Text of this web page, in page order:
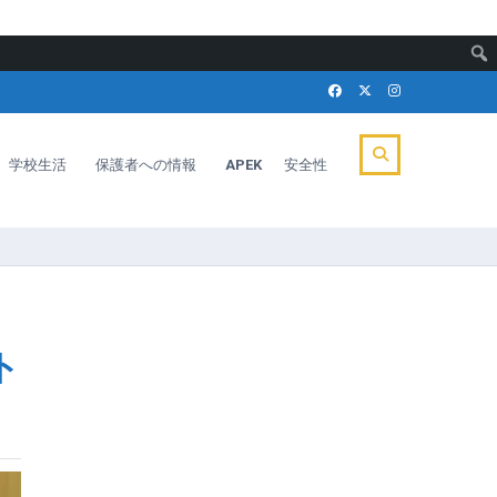
学校生活 保護者への情報 APEK 安全性